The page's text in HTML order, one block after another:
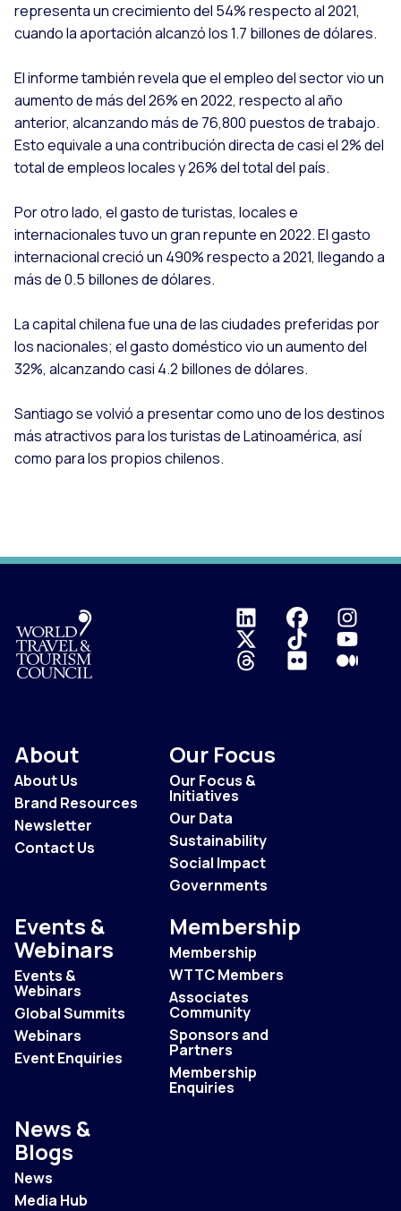
representa un crecimiento del 54% respecto al 2021,
cuando la aportación alcanzó los 1.7 billones de dólares.
El informe también revela que el empleo del sector vio un
aumento de más del 26% en 2022, respecto al año
anterior, alcanzando más de 76,800 puestos de trabajo.
Esto equivale a una contribución directa de casi el 2% del
total de empleos locales y 26% del total del país.
Por otro lado, el gasto de turistas, locales e
internacionales tuvo un gran repunte en 2022. El gasto
internacional creció un 490% respecto a 2021, llegando a
más de 0.5 billones de dólares.
La capital chilena fue una de las ciudades preferidas por
los nacionales; el gasto doméstico vio un aumento del
32%, alcanzando casi 4.2 billones de dólares.
Santiago se volvió a presentar como uno de los destinos
más atractivos para los turistas de Latinoamérica, así
como para los propios chilenos.
Logo
About
About Us
Brand Resources
Newsletter
Contact Us
Our Focus
Our Focus &
Initiatives
Our Data
Sustainability
Social Impact
Governments
Events &
Webinars
Events &
Webinars
Global Summits
Webinars
Event Enquiries
Membership
Membership
WTTC Members
Associates
Community
Sponsors and
Partners
Membership
Enquiries
News &
Blogs
News
Media Hub